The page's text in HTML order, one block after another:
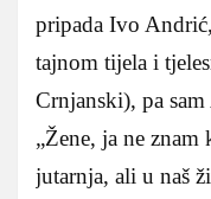
pripada Ivo
tajnom tijela i
Crnjanski), pa
„Žene, ja ne
jutarnja, ali u naš